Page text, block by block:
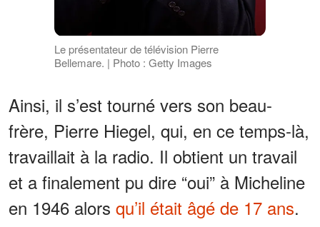
Le présentateur de télévision Pierre
Bellemare. | Photo : Getty Images
Ainsi, il s’est tourné vers son beau-
frère, Pierre Hiegel, qui, en ce temps-là,
travaillait à la radio. Il obtient un travail
et a finalement pu dire “oui” à Micheline
en 1946 alors qu’il était âgé de 17 ans.